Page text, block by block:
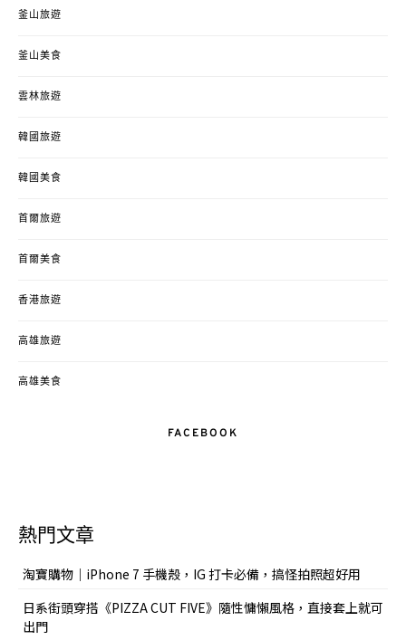
釜山旅遊
釜山美食
雲林旅遊
韓國旅遊
韓國美食
首爾旅遊
首爾美食
香港旅遊
高雄旅遊
高雄美食
FACEBOOK
熱門文章
淘寶購物｜iPhone 7 手機殼，IG 打卡必備，搞怪拍照超好用
日系街頭穿搭《PIZZA CUT FIVE》隨性慵懶風格，直接套上就可
出門